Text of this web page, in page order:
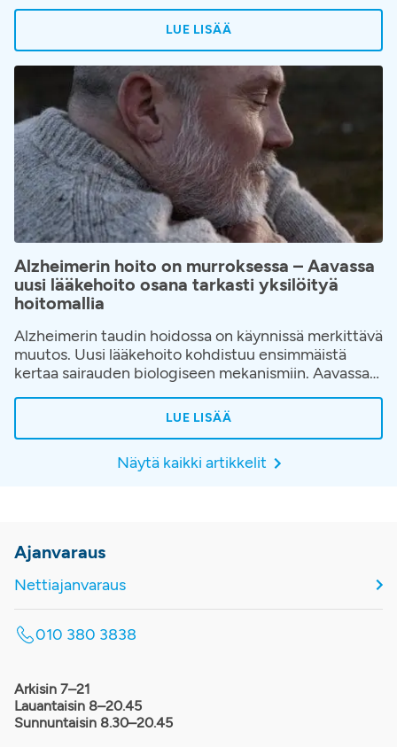
kävelyn hankaloituminen hyväksytään helposti
Aavaan on avattu kävelyklinikka, jonne voi hakeutua
ilman lähetettä, kun kävely on alkanut rajoittaa
elämää.
LUE LISÄÄ
Alzheimerin hoito on murroksessa – Aavassa
uusi lääkehoito osana tarkasti yksilöityä
hoitomallia
Alzheimerin taudin hoidossa on käynnissä merkittävä
muutos. Uusi lääkehoito kohdistuu ensimmäistä
kertaa sairauden biologiseen mekanismiin. Aavassa
hoitopolkua, jossa korostuvat oikea-aikainen
LUE LISÄÄ
Näytä kaikki artikkelit
Ajanvaraus
Nettiajanvaraus
010 380 3838
Arkisin 7–21
Lauantaisin 8–20.45
Sunnuntaisin 8.30–20.45